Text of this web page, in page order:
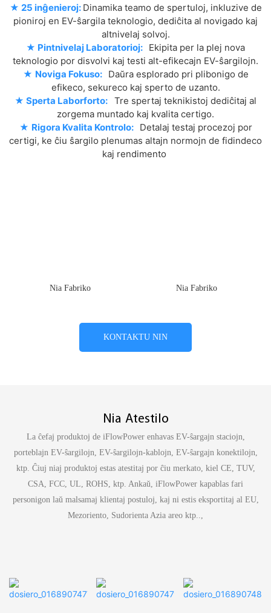
★ 25 inĝenieroj: Dinamika teamo de spertuloj, inkluzive de
pioniroj en EV-ŝargila teknologio, dediĉita al novigado kaj
altnivelaj solvoj.
★ Pintnivelaj Laboratorioj: Ekipita per la plej nova
teknologio por disvolvi kaj testi alt-efikecajn EV-ŝargilojn.
★ Noviga Fokuso: Daŭra esplorado pri plibonigo de
efikeco, sekureco kaj sperto de uzanto.
★ Sperta Laborforto: Tre spertaj teknikistoj dediĉitaj al
zorgema muntado kaj kvalita certigo.
★ Rigora Kvalita Kontrolo: Detalaj testaj procezoj por
certigi, ke ĉiu ŝargilo plenumas altajn normojn de fidindeco
kaj rendimento
Nia Fabriko Nia Fabriko
KONTAKTU NIN
Nia Atestilo
La ĉefaj produktoj de iFlowPower enhavas EV-ŝargajn staciojn,
porteblajn EV-ŝargilojn, EV-ŝargilojn-kablojn, EV-ŝargajn konektilojn,
ktp. Ĉiuj niaj produktoj estas atestitaj por ĉiu merkato, kiel CE, TUV,
CSA, FCC, UL, ROHS, ktp. Ankaŭ, iFlowPower kapablas fari
personigon laŭ malsamaj klientaj postuloj, kaj ni estis eksportitaj al EU,
Mezoriento, Sudorienta Azia areo ktp..,